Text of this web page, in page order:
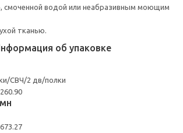
смоченной водой или неабразивным моющим
тканью.
об упаковке
СВЧ/2 дв/полки